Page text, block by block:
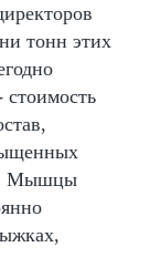
тонн этих
стоимость
Мышцы